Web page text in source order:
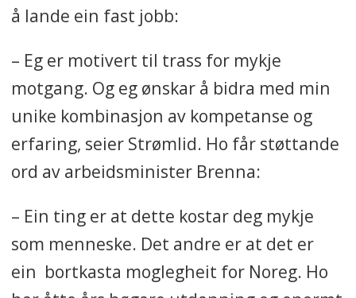
å lande ein fast jobb:
– Eg er motivert til trass for mykje
motgang. Og eg ønskar å bidra med min
unike kombinasjon av kompetanse og
erfaring, seier Strømlid. Ho får støttande
ord av arbeidsminister Brenna:
– Ein ting er at dette kostar deg mykje
som menneske. Det andre er at det er
ein bortkasta moglegheit for Noreg. Ho